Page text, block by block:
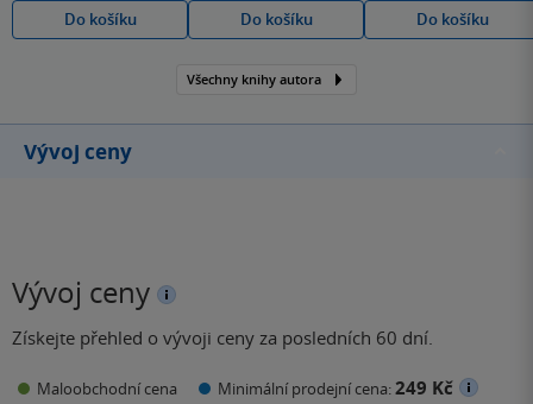
Do košíku
Do košíku
Do košíku
Všechny knihy autora
Vývoj ceny
Vývoj ceny
Získejte přehled o vývoji ceny za posledních 60 dní.
Maloobchodní cena Minimální prodejní cena:249 Kč